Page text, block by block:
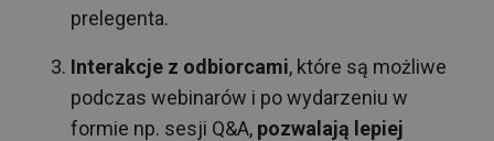
prelegenta.
Interakcje z odbiorcami, które są możliwe
podczas webinarów i po wydarzeniu w
formie np. sesji Q&A, pozwalają lepiej